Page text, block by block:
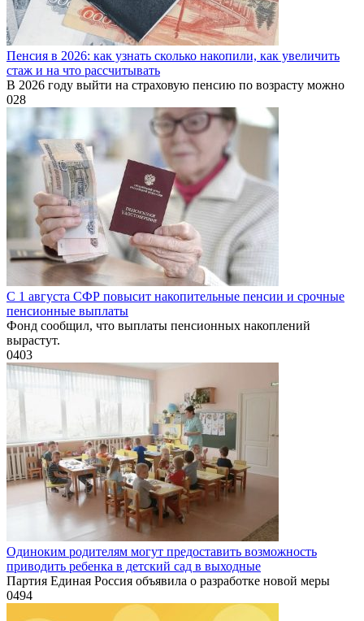
Пенсия в 2026: как узнать сколько накопили, как увеличить
стаж и на что рассчитывать
В 2026 году выйти на страховую пенсию по возрасту можно
028
С 1 августа СФР повысит накопительные пенсии и срочные
пенсионные выплаты
Фонд сообщил, что выплаты пенсионных накоплений
вырастут.
0403
Одиноким родителям могут предоставить возможность
приводить ребенка в детский сад в выходные
Партия Единая Россия объявила о разработке новой меры
0494